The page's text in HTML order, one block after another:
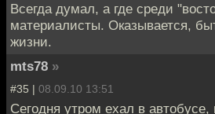
Всегда думал, а где среди
материалисты. Оказывается,
жизни.
mts78 »
#35 | 08.09.10 13:51
Сегодня утром ехал в